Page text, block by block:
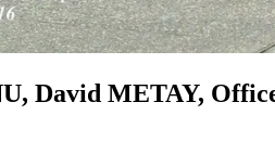
David METAY,